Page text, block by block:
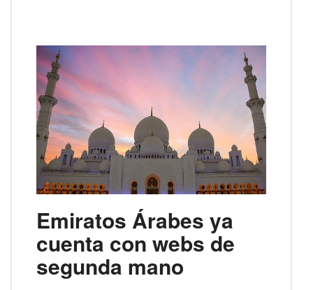
Emiratos Árabes ya
cuenta con webs de
segunda mano